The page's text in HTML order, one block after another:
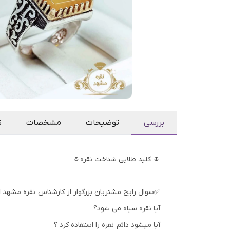
بررسی توضیحات مشخصات
🌷 کلید طلایی شناخت نقره🌷
✅سوال رایج مشتریان بزرگوار از کارشناس نقره مشهد
آیا نقره سیاه می شود؟
آیا میشود دائم نقره را استفاده کرد ؟